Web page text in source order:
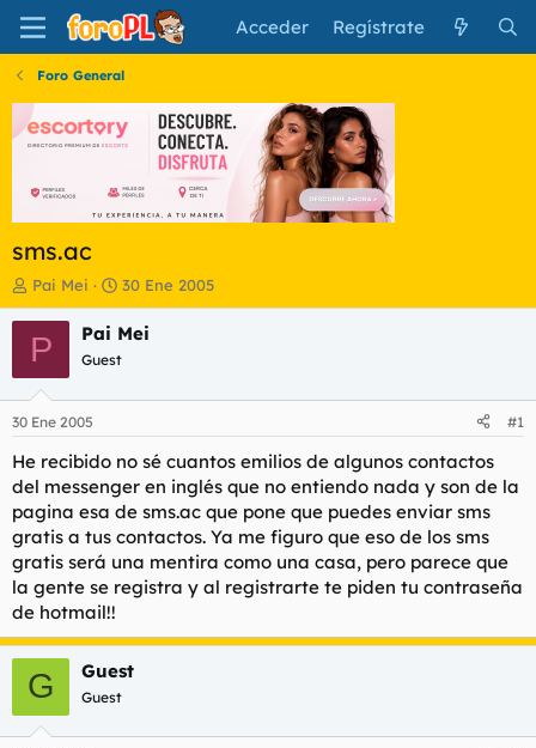
Acceder Regístrate
Foro General
sms.ac
I
n
i
c
a
d
o
r
d
e
l
t
e
m
a
Pai Mei
F
e
c
i
n
c
i
o
30 Ene 2005
P Pai Mei
Guest
30 Ene 2005 #1
He recibido no sé cuantos emilios de algunos contactos
del messenger en inglés que no entiendo nada y son de la
pagina esa de sms.ac que pone que puedes enviar sms
gratis a tus contactos. Ya me figuro que eso de los sms
gratis será una mentira como una casa, pero parece que
la gente se registra y al registrarte te piden tu contraseña
de hotmail!!
G Guest
Guest